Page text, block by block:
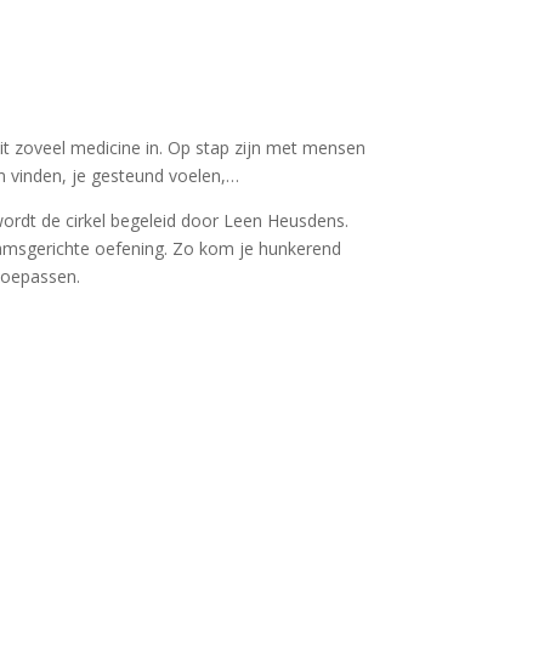
zoveel medicine in. Op stap zijn met mensen
vinden, je gesteund voelen,…
de cirkel begeleid door Leen Heusdens.
oefening. Zo kom je hunkerend